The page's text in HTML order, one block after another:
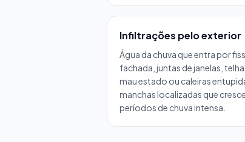
Infiltrações pelo exterior
Água da chuva que entra por
fachada, juntas de janelas,
mau estado ou caleiras
manchas localizadas que
períodos de chuva intensa.